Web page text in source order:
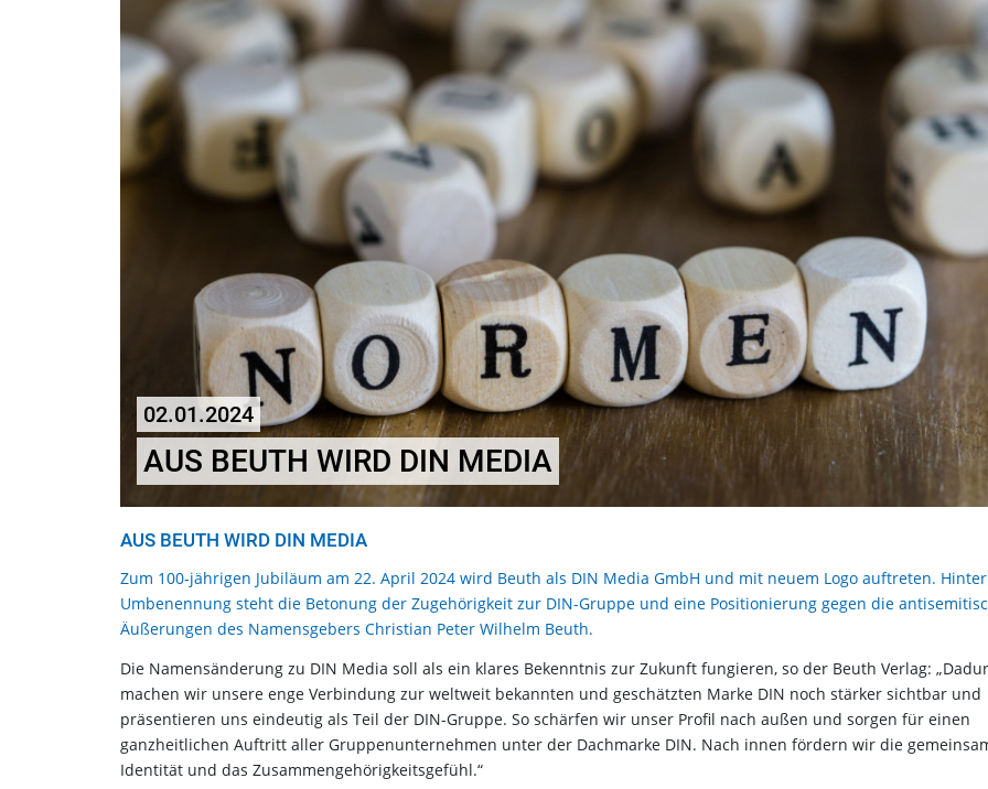
02.01.2024
AUS BEUTH WIRD DIN MEDIA
AUS BEUTH WIRD DIN MEDIA
Zum 100-jährigen Jubiläum am 22. April 2024 wird Beuth als DIN Media GmbH und mit neuem Logo auftreten.
Umbenennung steht die Betonung der Zugehörigkeit zur DIN-Gruppe und eine Positionierung gegen die
Äußerungen des Namensgebers Christian Peter Wilhelm Beuth.
Die Namensänderung zu DIN Media soll als ein klares Bekenntnis zur Zukunft fungieren, so der Beuth Verlag:
machen wir unsere enge Verbindung zur weltweit bekannten und geschätzten Marke DIN noch stärker sichtbar und
präsentieren uns eindeutig als Teil der DIN-Gruppe. So schärfen wir unser Profil nach außen und sorgen für einen
ganzheitlichen Auftritt aller Gruppenunternehmen unter der Dachmarke DIN. Nach innen fördern wir die
Identität und das Zusammengehörigkeitsgefühl.“